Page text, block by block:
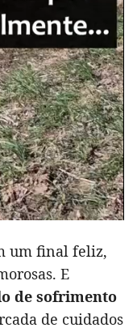
um final feliz,
E
de sofrimento
de cuidados